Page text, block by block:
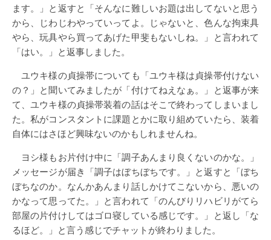
ます。」と返すと「そんなに難しいお題は出してないと思う
から、じわじわやっていってよ。じゃないと、色んな拘束具
やら、玩具やら買ってあげた甲斐もないしね。」と言われて
「はい。」と返事しました。
ユウキ様の貞操帯についても「ユウキ様は貞操帯付けない
の？」と聞いてみましたが「付けてねえなぁ。」と返事が来
て、ユウキ様の貞操帯装着の話はそこで終わってしまいまし
た。私がコンスタントに課題とかに取り組めていたら、装着
自体にはさほど興味ないのかもしれませんね。
ヨシ様もお片付け中に「調子あんまり良くないのかな。」
メッセージが届き「調子はぼちぼちです。」と返すと「ぼち
ぼちなのか。なんかあんまり話しかけてこないから、悪いの
かなって思ってた。」と言われて「のんびりリハビリがてら
部屋の片付けしてはゴロ寝している感じです。」と返し「な
るほど。」と言う感じでチャットが終わりました。